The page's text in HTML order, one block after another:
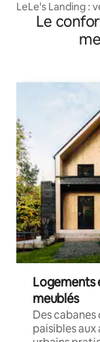
LeLe's Landing : venez prendre un congé sabbatique
Scrabble
Le
Logements
meublés
Des
paisibles